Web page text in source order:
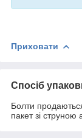
Приховати
Спосіб
Болти
пакет зі струною